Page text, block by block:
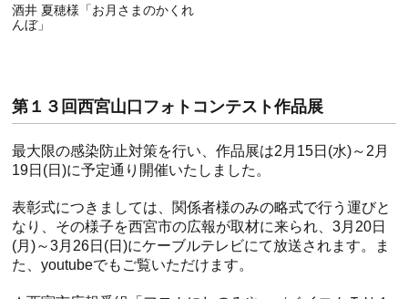
酒井 夏穂様「お月さまのかくれ
んぼ」
第１３回西宮山口フォトコンテスト作品展
最大限の感染防止対策を行い、作品展は2月15日(水)～2月
19日(日)に予定通り開催いたしました。
表彰式につきましては、関係者様のみの略式で行う運びと
なり、その様子を西宮市の広報が取材に来られ、3月20日
(月)～3月26日(日)にケーブルテレビにて放送されます。ま
た、youtubeでもご覧いただけます。